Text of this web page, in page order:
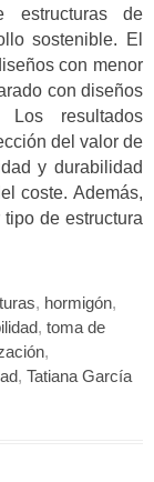
estructuras de
sostenible. El
con menor
con diseños
Los resultados
del valor de
y durabilidad
coste. Además,
de estructura
, hormigón,
, toma de
,
, Tatiana García